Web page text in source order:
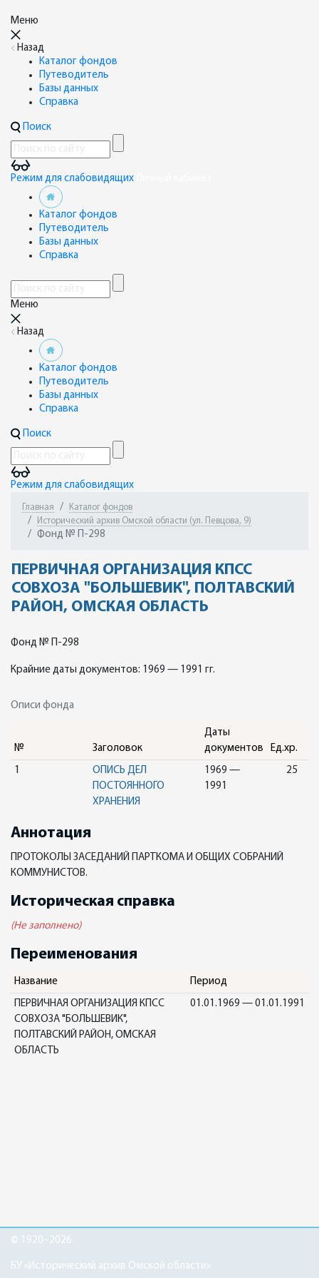
Меню
Назад
Каталог фондов
Путеводитель
Базы данных
Справка
Поиск
Режим для слабовидящих
Каталог фондов
Путеводитель
Базы данных
Справка
Меню
Назад
Каталог фондов
Путеводитель
Базы данных
Справка
Поиск
Режим для слабовидящих
Главная
Каталог фондов
Исторический архив Омской области (ул. Певцова, 9)
Фонд № П-298
ПЕРВИЧНАЯ ОРГАНИЗАЦИЯ КПСС
СОВХОЗА "БОЛЬШЕВИК", ПОЛТАВСКИЙ
РАЙОН, ОМСКАЯ ОБЛАСТЬ
Фонд № П-298
Крайние даты документов: 1969 — 1991 гг.
Описи фонда
№ Заголовок
Даты
документов
Ед.хр.
1
ОПИСЬ ДЕЛ
ПОСТОЯННОГО
ХРАНЕНИЯ
1969 —
1991
25
Аннотация
ПРОТОКОЛЫ ЗАСЕДАНИЙ ПАРТКОМА И ОБЩИХ СОБРАНИЙ
КОММУНИСТОВ.
Историческая справка
(Не заполнено)
Переименования
Название Период
ПЕРВИЧНАЯ ОРГАНИЗАЦИЯ КПСС
СОВХОЗА "БОЛЬШЕВИК",
ПОЛТАВСКИЙ РАЙОН, ОМСКАЯ
ОБЛАСТЬ
01.01.1969 — 01.01.1991
© 1920–2026
БУ «Исторический архив Омской области»